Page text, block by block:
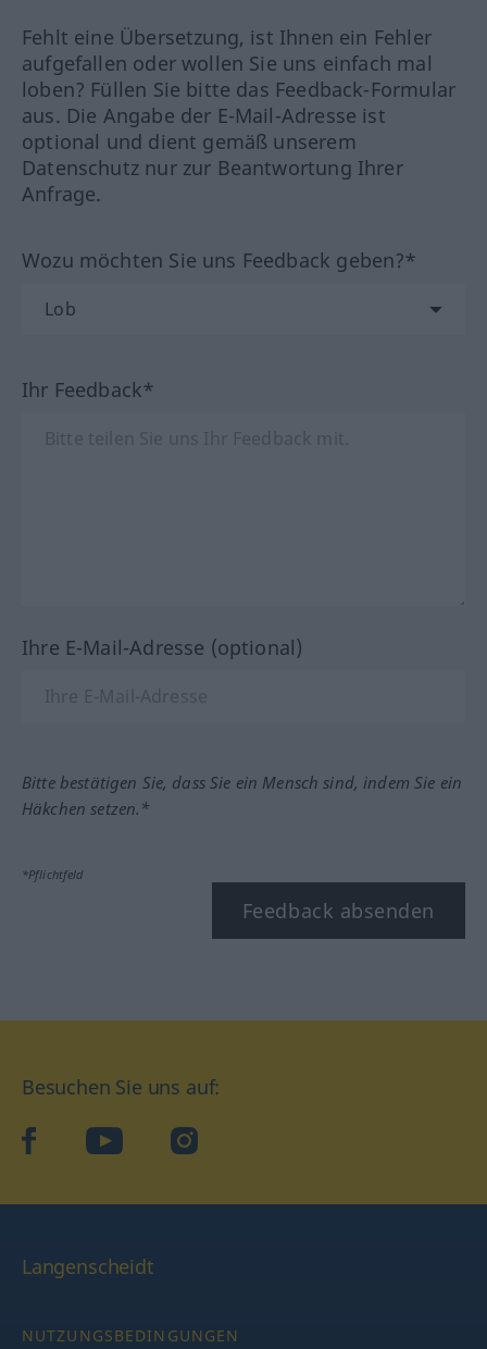
Fehlt eine Übersetzung, ist Ihnen ein Fehler
aufgefallen oder wollen Sie uns einfach mal
loben? Füllen Sie bitte das Feedback-Formular
aus. Die Angabe der E-Mail-Adresse ist
optional und dient gemäß unserem
Datenschutz nur zur Beantwortung Ihrer
Anfrage.
Wozu möchten Sie uns Feedback geben?*
Ihr Feedback*
Ihre E-Mail-Adresse (optional)
Bitte bestätigen Sie, dass Sie ein Mensch sind, indem Sie ein
Häkchen setzen.*
*Pflichtfeld
Feedback absenden
Besuchen Sie uns auf:
facebookYouTube Instagram
Langenscheidt
NUTZUNGSBEDINGUNGEN